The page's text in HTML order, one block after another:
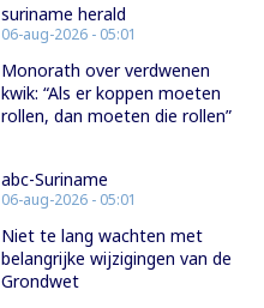
suriname herald
06-aug-2026 - 05:01
Monorath over verdwenen
kwik: “Als er koppen moeten
rollen, dan moeten die rollen”
abc-Suriname
06-aug-2026 - 05:01
Niet te lang wachten met
belangrijke wijzigingen van de
Grondwet